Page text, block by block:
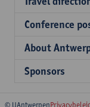
Conference
About
Sponsors
© UAntwerpenPrivacybeleid